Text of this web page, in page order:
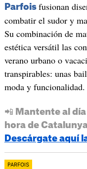
Parfois fusionan
combatir el sudor y
Su combinación de
estética versátil las
verano urbano o
transpirables: unas
moda y funcionalidad.
📲 Mantente al
hora de
Descárgate aquí
PARFOIS